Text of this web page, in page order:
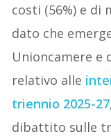
costi (56%) e di
dato che
Unioncamere e
relativo alle
triennio 2025-27
dibattito sulle